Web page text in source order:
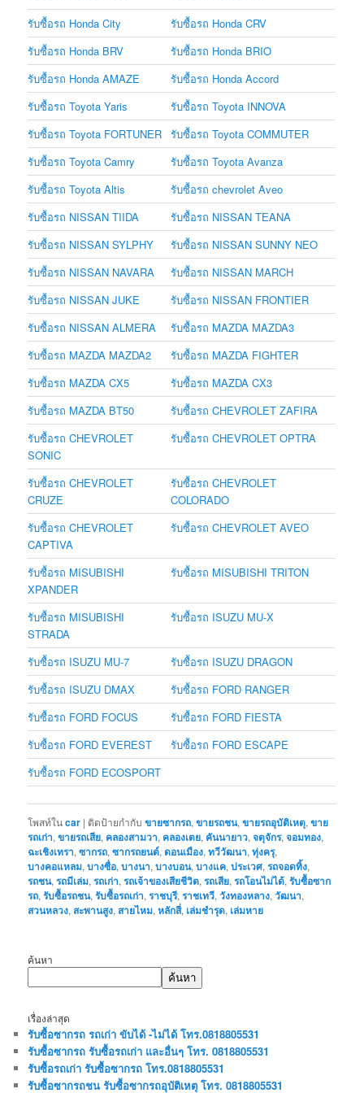
รับซื้อรถ Honda City
รับซื้อรถ Honda CRV
รับซื้อรถ Honda BRV
รับซื้อรถ Honda BRIO
รับซื้อรถ Honda AMAZE
รับซื้อรถ Honda Accord
รับซื้อรถ Toyota Yaris
รับซื้อรถ Toyota INNOVA
รับซื้อรถ Toyota FORTUNER รับซื้อรถ Toyota COMMUTER
รับซื้อรถ Toyota Camry
รับซื้อรถ Toyota Avanza
รับซื้อรถ Toyota Altis
รับซื้อรถ chevrolet Aveo
รับซื้อรถ NISSAN TIIDA
รับซื้อรถ NISSAN TEANA
รับซื้อรถ NISSAN SYLPHY
รับซื้อรถ NISSAN SUNNY NEO
รับซื้อรถ NISSAN NAVARA
รับซื้อรถ NISSAN MARCH
รับซื้อรถ NISSAN JUKE
รับซื้อรถ NISSAN FRONTIER
รับซื้อรถ NISSAN ALMERA
รับซื้อรถ MAZDA MAZDA3
รับซื้อรถ MAZDA MAZDA2
รับซื้อรถ MAZDA FIGHTER
รับซื้อรถ MAZDA CX5
รับซื้อรถ MAZDA CX3
รับซื้อรถ MAZDA BT50
รับซื้อรถ CHEVROLET ZAFIRA
รับซื้อรถ CHEVROLET
SONIC
รับซื้อรถ CHEVROLET OPTRA
รับซื้อรถ CHEVROLET
CRUZE
รับซื้อรถ CHEVROLET
COLORADO
รับซื้อรถ CHEVROLET
CAPTIVA
รับซื้อรถ CHEVROLET AVEO
รับซื้อรถ MISUBISHI
XPANDER
รับซื้อรถ MISUBISHI TRITON
รับซื้อรถ MISUBISHI
STRADA
รับซื้อรถ ISUZU MU-X
รับซื้อรถ ISUZU MU-7
รับซื้อรถ ISUZU DRAGON
รับซื้อรถ ISUZU DMAX
รับซื้อรถ FORD RANGER
รับซื้อรถ FORD FOCUS
รับซื้อรถ FORD FIESTA
รับซื้อรถ FORD EVEREST
รับซื้อรถ FORD ESCAPE
รับซื้อรถ FORD ECOSPORT
โพสท์ในcar | ติดป้ายกำกับ ขายซากรถ,ขายรถชน,ขายรถอุบัติเหตุ,ขาย
รถเก่า,ขายรถเสีย, คลองสามวา, คลองเตย, คันนายาว,จตุจักร,จอมทอง,
ฉะเชิงเทรา,ซากรถ,ซากรถยนต์,ดอนเมือง,ทวีวัฒนา,ทุ่งครุ,
บางคอแหลม,บางซื่อ,บางนา,บางบอน,บางแค,ประเวศ,รถจอดทิ้ง,
รถชน,รถมีเล่ม,รถเก่า,รถเจ้าของเสียชีวิต,รถเสีย,รถโอนไม่ได้,รับซื้อซาก
รถ,รับซื้อรถชน,รับซื้อรถเก่า,ราชบุรี,ราชเทวี,วังทองหลาง,วัฒนา,
สวนหลวง, สะพานสูง, สายไหม,หลักสี่, เล่มชำรุด, เล่มหาย
ค้นหา
ค้นหา
เรื่องล่าสุด
รับซื้อซากรถ รถเก่า ขับได้ -ไม่ได้ โทร.0818805531
รับซื้อซากรถ รับซื้อรถเก่า และอื่นๆ โทร. 0818805531
รับซื้อรถเก่า รับซื้อซากรถ โทร.0818805531
รับซื้อซากรถชน รับซื้อซากรถอุบัติเหตุ โทร. 0818805531